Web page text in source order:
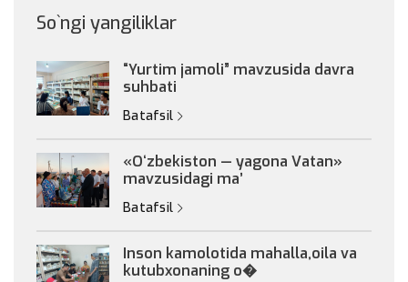
So`ngi yangiliklar
“Yurtim jamoli” mavzusida davra
suhbati
Batafsil
«Oʻzbekiston — yagona Vatan»
mavzusidagi maʼ
Batafsil
Inson kamolotida mahalla,oila va
kutubxonaning o�